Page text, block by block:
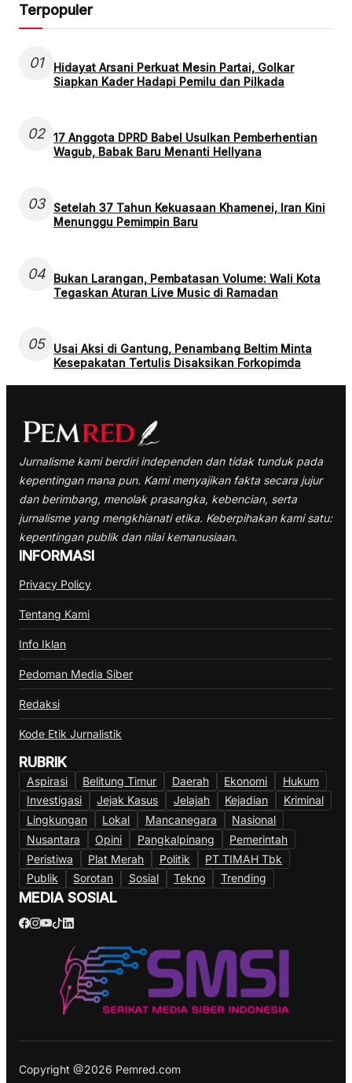
Terpopuler
01
Hidayat Arsani Perkuat Mesin Partai, Golkar
Siapkan Kader Hadapi Pemilu dan Pilkada
02
17 Anggota DPRD Babel Usulkan Pemberhentian
Wagub, Babak Baru Menanti Hellyana
03
Setelah 37 Tahun Kekuasaan Khamenei, Iran Kini
Menunggu Pemimpin Baru
04
Bukan Larangan, Pembatasan Volume: Wali Kota
Tegaskan Aturan Live Music di Ramadan
05
Usai Aksi di Gantung, Penambang Beltim Minta
Kesepakatan Tertulis Disaksikan Forkopimda
Jurnalisme kami berdiri independen dan tidak tunduk pada
kepentingan mana pun. Kami menyajikan fakta secara jujur
dan berimbang, menolak prasangka, kebencian, serta
jurnalisme yang mengkhianati etika. Keberpihakan kami satu:
kepentingan publik dan nilai kemanusiaan.
INFORMASI
Privacy Policy
Tentang Kami
Info Iklan
Pedoman Media Siber
Redaksi
Kode Etik Jurnalistik
RUBRIK
Aspirasi Belitung Timur Daerah Ekonomi
Hukum
Investigasi
Jejak Kasus Jelajah Kejadian
Kriminal
Lingkungan
Lokal Mancanegara
Nasional
Nusantara
Opini Pangkalpinang
Pemerintah
Peristiwa
Plat Merah Politik
PT TIMAH Tbk
Publik
Sorotan Sosial Tekno Trending
MEDIA SOSIAL
Copyright @2026 Pemred.com